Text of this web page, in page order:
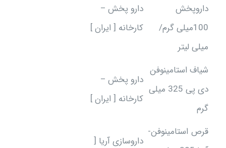
داروپخش
100میلی گرم/
میلی لیتر
دارو پخش –
کارخانه [ ایران ]
شیاف استامینوفن
دی پی 325 میلی
گرم
دارو پخش –
کارخانه [ ایران ]
قرص استامینوفن-
داروسازی آریا [